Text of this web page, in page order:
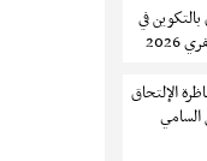
أساتذة
الفلاحية
بالتكوين في
الإلتحاق
السامي